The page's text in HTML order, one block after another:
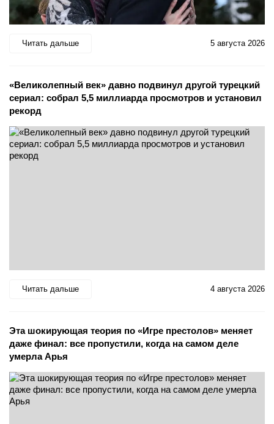
Читать дальше 5 августа 2026
«Великолепный век» давно подвинул другой турецкий
сериал: собрал 5,5 миллиарда просмотров и установил
рекорд
Читать дальше 4 августа 2026
Эта шокирующая теория по «Игре престолов» меняет
даже финал: все пропустили, когда на самом деле
умерла Арья